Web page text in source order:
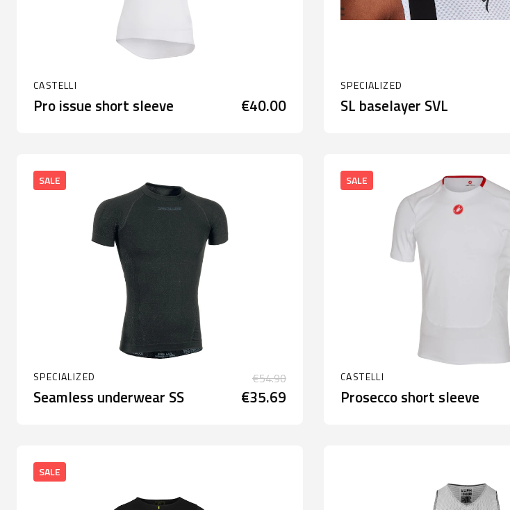
CASTELLI
Pro issue short sleeve €40.00
SPECIALIZED
SL baselayer SVL
SALE
SPECIALIZED €54.90
Seamless underwear SS €35.69
SALE
CASTELLI
Prosecco short sleeve
SALE